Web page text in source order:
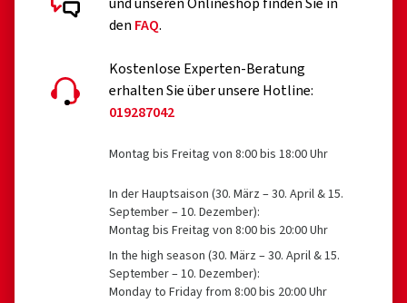
den FAQ.
Kostenlose Experten-Beratung
erhalten Sie über unsere Hotline:
019287042
Montag bis Freitag von 8:00 bis 18:00 Uhr
In der Hauptsaison (30. März – 30. April & 15.
September – 10. Dezember):
Montag bis Freitag von 8:00 bis 20:00 Uhr
In the high season (30. März – 30. April & 15.
September – 10. Dezember):
Monday to Friday from 8:00 bis 20:00 Uhr